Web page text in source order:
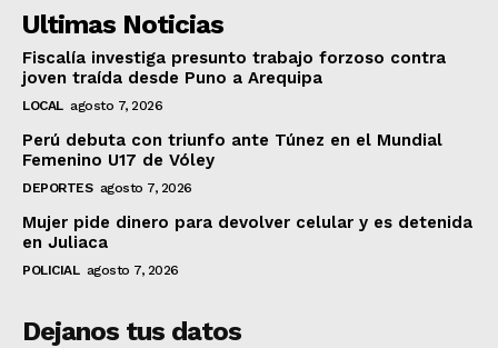
Ultimas Noticias
Fiscalía investiga presunto trabajo forzoso contra
joven traída desde Puno a Arequipa
LOCAL agosto 7, 2026
Perú debuta con triunfo ante Túnez en el Mundial
Femenino U17 de Vóley
DEPORTES agosto 7, 2026
Mujer pide dinero para devolver celular y es detenida
en Juliaca
POLICIAL agosto 7, 2026
Dejanos tus datos